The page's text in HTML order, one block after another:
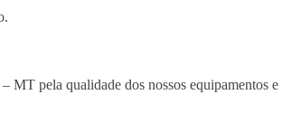
MT pela qualidade dos nossos equipamentos